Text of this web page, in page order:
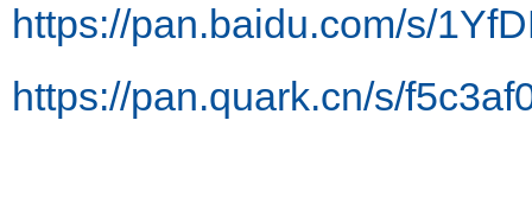
https://pan.baidu.com/s/
https://pan.quark.cn/s/